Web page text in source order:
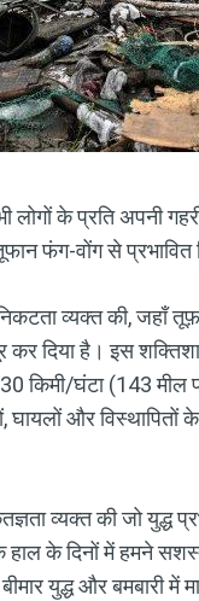
लोगों के प्रति अपनी
फंग-वोंग से प्रभावित
व्यक्त की, जहाँ
कर दिया है। इस
किमी/घंटा (143
और विस्थापितों के
व्यक्त की जो युद्ध
के दिनों में हमने
युद्ध और बमबारी में